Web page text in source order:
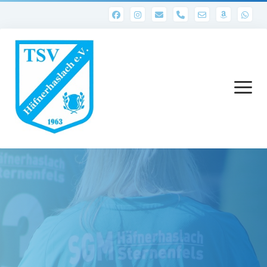
phone
Menü
öffnen
1. Mannschaft
Ergebnisse 1. Mannschaft